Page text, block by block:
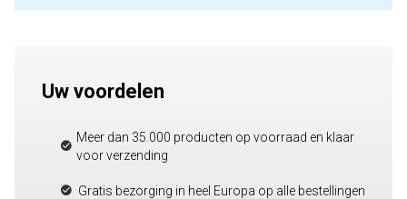
Uw voordelen
Meer dan 35.000 producten op voorraad en klaar
voor verzending
Gratis bezorging in heel Europa op alle bestellingen